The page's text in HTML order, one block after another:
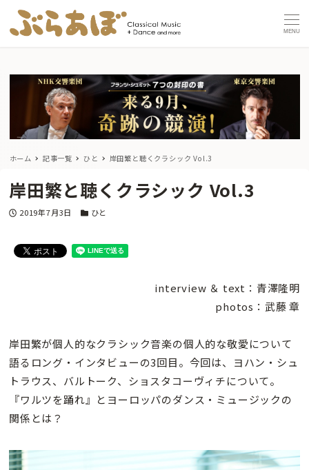
MENU
ホーム 記事一覧 ひと 岸田繁と聴くクラシック Vol.3
岸田繁と聴くクラシック Vol.3
投稿日
2019年7月3日 カテゴリー
ひと
interview ＆ text：青澤隆明
photos：武藤 章
岸田繁が個人的なクラシック音楽の個人的な敬愛について
語るロング・インタビューの3回目。今回は、ヨハン・シュ
トラウス、バルトーク、ショスタコーヴィチについて。
『ワルツを踊れ』とヨーロッパのダンス・ミュージックの
関係とは？